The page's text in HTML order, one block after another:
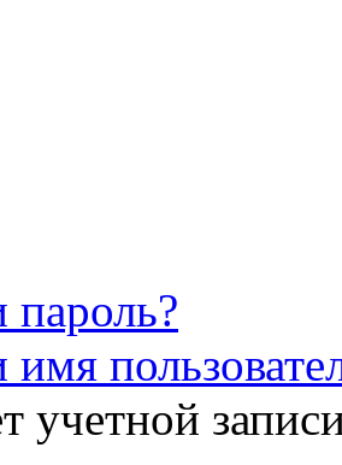
пароль?
учетной